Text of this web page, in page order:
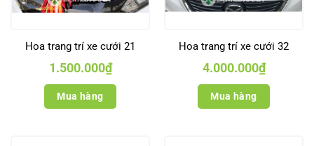
Hoa trang trí xe cưới 21
1.500.000₫
Mua hàng
Hoa trang trí xe cưới 32
4.000.000₫
Mua hàng